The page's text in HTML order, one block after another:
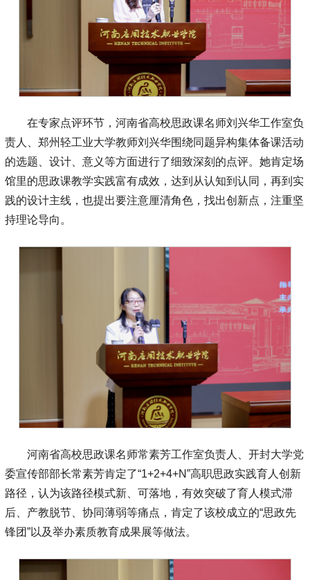
在专家点评环节，河南省高校思政课名师刘兴华工作室负
责人、郑州轻工业大学教师刘兴华围绕同题异构集体备课活动
的选题、设计、意义等方面进行了细致深刻的点评。她肯定场
馆里的思政课教学实践富有成效，达到从认知到认同，再到实
践的设计主线，也提出要注意厘清角色，找出创新点，注重坚
持理论导向。
河南省高校思政课名师常素芳工作室负责人、开封大学党
委宣传部部长常素芳肯定了“1+2+4+N”高职思政实践育人创新
路径，认为该路径模式新、可落地，有效突破了育人模式滞
后、产教脱节、协同薄弱等痛点，肯定了该校成立的“思政先
锋团”以及举办素质教育成果展等做法。